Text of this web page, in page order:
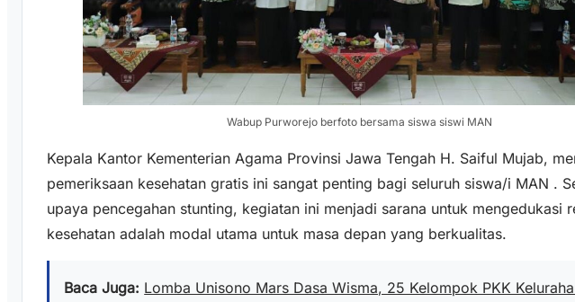
Wabup Purworejo berfoto bersama siswa siswi MAN
Kepala Kantor Kementerian Agama Provinsi Jawa Tengah H. Saiful Mujab,
pemeriksaan kesehatan gratis ini sangat penting bagi seluruh siswa/i MAN .
upaya pencegahan stunting, kegiatan ini menjadi sarana untuk mengedukasi
kesehatan adalah modal utama untuk masa depan yang berkualitas.
Baca Juga: Lomba Unisono Mars Dasa Wisma, 25 Kelompok PKK